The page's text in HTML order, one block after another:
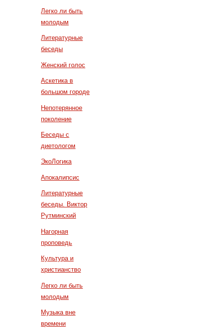
Легко ли быть
молодым
Литературные
беседы
Женский голос
Аскетика в
большом городе
Непотерянное
поколение
Беседы с
диетологом
ЭкоЛогика
Апокалипсис
Литературные
беседы. Виктор
Рутминский
Нагорная
проповедь
Культура и
христианство
Легко ли быть
молодым
Музыка вне
времени